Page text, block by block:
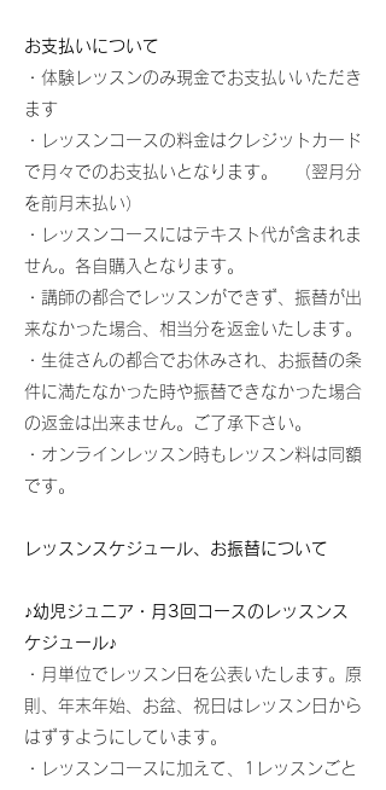
お支払いについて
・体験レッスンのみ現金でお支払いいただき
ます
・レッスンコースの料金はクレジットカード
で月々でのお支払いとなります。 （翌月分
を前月末払い）
・レッスンコースにはテキスト代が含まれま
せん。各自購入となります。
・講師の都合でレッスンができず、振替が出
来なかった場合、相当分を返金いたします。
・生徒さんの都合でお休みされ、お振替の条
件に満たなかった時や振替できなかった場合
の返金は出来ません。ご了承下さい。
・オンラインレッスン時もレッスン料は同額
です。​
レッスンスケジュール、お振替について
♪幼児ジュニア・月3回コースのレッスンス
ケジュール♪ ​
・月単位でレッスン日を公表いたします。原
則、年末年始、お盆、祝日はレッスン日から
はずすようにしています。
・レッスンコースに加えて、1レッスンごと